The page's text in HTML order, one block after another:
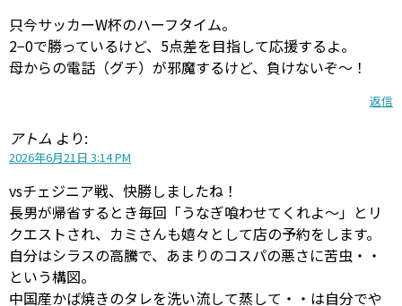
只今サッカーW杯のハーフタイム。
2−0で勝っているけど、5点差を目指して応援するよ。
母からの電話（グチ）が邪魔するけど、負けないぞ〜！
返信
アトム より:
2026年6月21日 3:14 PM
vsチェジニア戦、快勝しましたね！
長男が帰省するとき毎回「うなぎ喰わせてくれよ～」とリ
クエストされ、カミさんも嬉々として店の予約をします。
自分はシラスの高騰で、あまりのコスパの悪さに苦虫・・
という構図。
中国産かば焼きのタレを洗い流して蒸して・・は自分でや